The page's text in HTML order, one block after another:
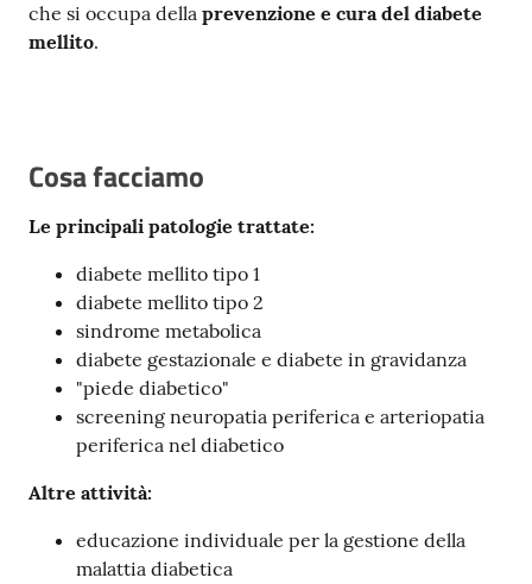
Costruiamo
Scuole
Imprese
ed Enti
Seguici
su
che si occupa della prevenzione e cura del diabete
mellito.
Cosa facciamo
Le principali patologie trattate:
diabete mellito tipo 1
diabete mellito tipo 2
sindrome metabolica
diabete gestazionale e diabete in gravidanza
"piede diabetico"
screening neuropatia periferica e arteriopatia
periferica nel diabetico
Altre attività:
educazione individuale per la gestione della
malattia diabetica